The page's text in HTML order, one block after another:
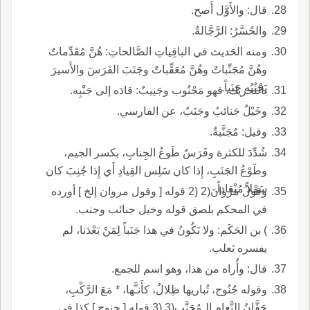
قال: والأَوَّل أَصح.
والحُسَّرُ: الرَّجَّالةُ.
ومنه الحَديث في الباقِياتِ الصَّالحاتِ: هُنَّ مُقَدِّماتٌ
وهُنَّ مُجَنِّباتٌ وهُنَّ مُعَقِّباتٌ وجَنَبَ الفَرَسَ والأَسيرَ
يَجْنُبُه جَنَباً.
بالتحريك، فهو مَجْنُوب وجَنِيبٌ: قادَه إلى جَنْبِه.
وخَيْلٌ جَنائبُ وجَنَبٌ، عن الفارسي.
وقيل: مُجَنَّبةٌ.
شُدِّدَ للكثرة وفَرَسٌ طَوعُ الجِنابِ، بكسر الجيم،
وطَوْعُ الجَنَبِ، إِذا كان سَلِس القِيادِ أَي إِذا جُنِبَ كان
سَهْلاً مُنْقاداً.
وقولُ مَرْوانَ(2 (2 قوله [ وقول مروان إلخ ] أورده
في المحكم بلصق قوله وخيل جنائب وجنب.
) بن الحَكَم: ولا نَكُونُ في هذا جَنَباً لِمَنْ بَعْدَنا، لم
يفسره ثعلب.
قال: وأُراه من هذا، وهو اسم للجمع.
وقوله جُنُوح، تُباريها ظِلالٌ، كأَنـَّها، * مَعَ الرَّكْبِ،
حَفَّانُ النَّعامِ الـمُجَنَّب(3 (3 قوله [ جنوح ] كذا في